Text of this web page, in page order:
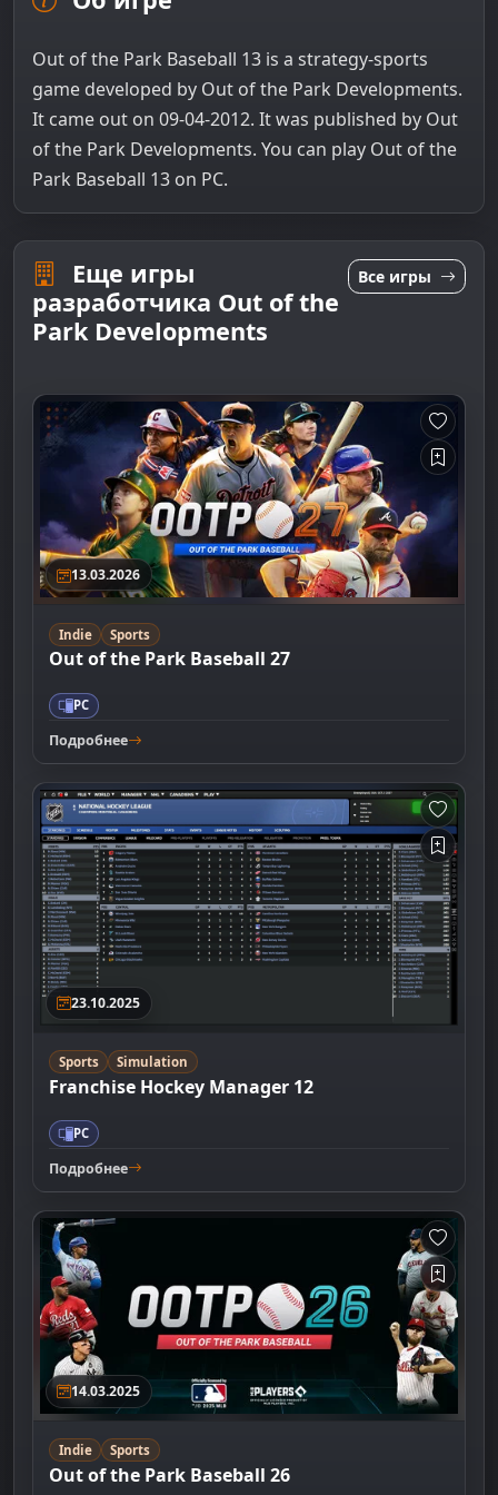
Out of the Park Baseball 13 is a strategy-sports
game developed by Out of the Park Developments.
It came out on 09-04-2012. It was published by Out
of the Park Developments. You can play Out of the
Park Baseball 13 on PC.
Еще игры
разработчика Out of the
Park Developments
Все игры
13.03.2026
Indie Sports
Out of the Park Baseball 27
PC
Подробнее
23.10.2025
Sports Simulation
Franchise Hockey Manager 12
PC
Подробнее
14.03.2025
Indie Sports
Out of the Park Baseball 26